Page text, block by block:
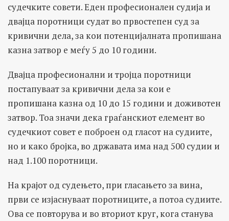
судечките совети. Еден професионален судија и
двајца поротници судат во првостепен суд за
кривични дела, за кои потенцијалната пропишана
казна затвор е меѓу 5 до 10 години.
Двајца професионални и тројца поротници
постапуваат за кривични дела за кои е
пропишана казна од 10 до 15 години и доживотен
затвор. Тоа значи дека граѓанскиот елемент во
судечкиот совет е поброен од гласот на судиите,
но и како бројка, во државата има над 500 судии и
над 1.100 поротници.
На крајот од судењето, при гласањето за вина,
први се изјаснуваат поротниците, а потоа судиите.
Ова се повторува и во вториот круг, кога станува